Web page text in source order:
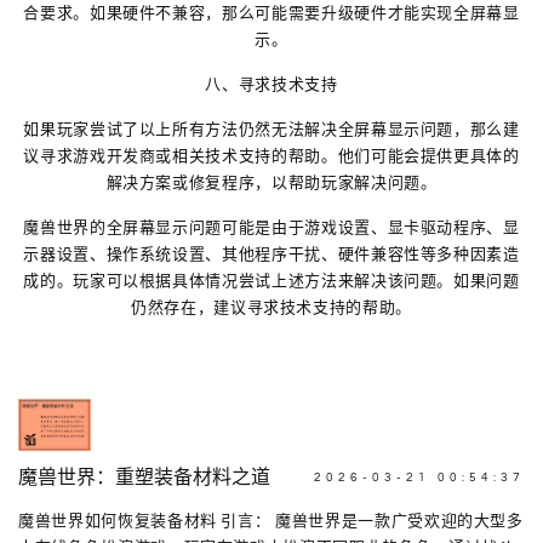
合要求。如果硬件不兼容，那么可能需要升级硬件才能实现全屏幕显
示。
八、寻求技术支持
如果玩家尝试了以上所有方法仍然无法解决全屏幕显示问题，那么建
议寻求游戏开发商或相关技术支持的帮助。他们可能会提供更具体的
解决方案或修复程序，以帮助玩家解决问题。
魔兽世界的全屏幕显示问题可能是由于游戏设置、显卡驱动程序、显
示器设置、操作系统设置、其他程序干扰、硬件兼容性等多种因素造
成的。玩家可以根据具体情况尝试上述方法来解决该问题。如果问题
仍然存在，建议寻求技术支持的帮助。
魔兽世界：重塑装备材料之道 2026-03-21 00:54:37
魔兽世界如何恢复装备材料 引言： 魔兽世界是一款广受欢迎的大型多